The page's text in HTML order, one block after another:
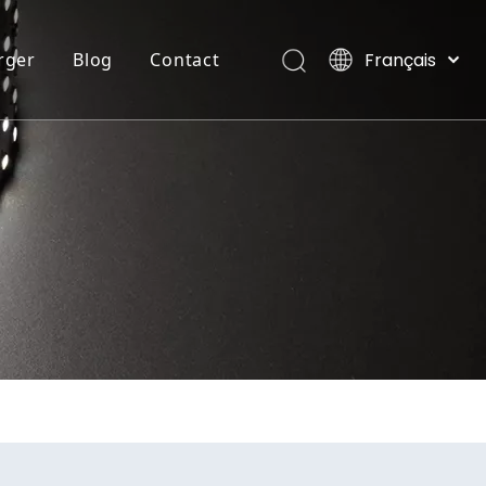
Blog Contact
Français
العربية